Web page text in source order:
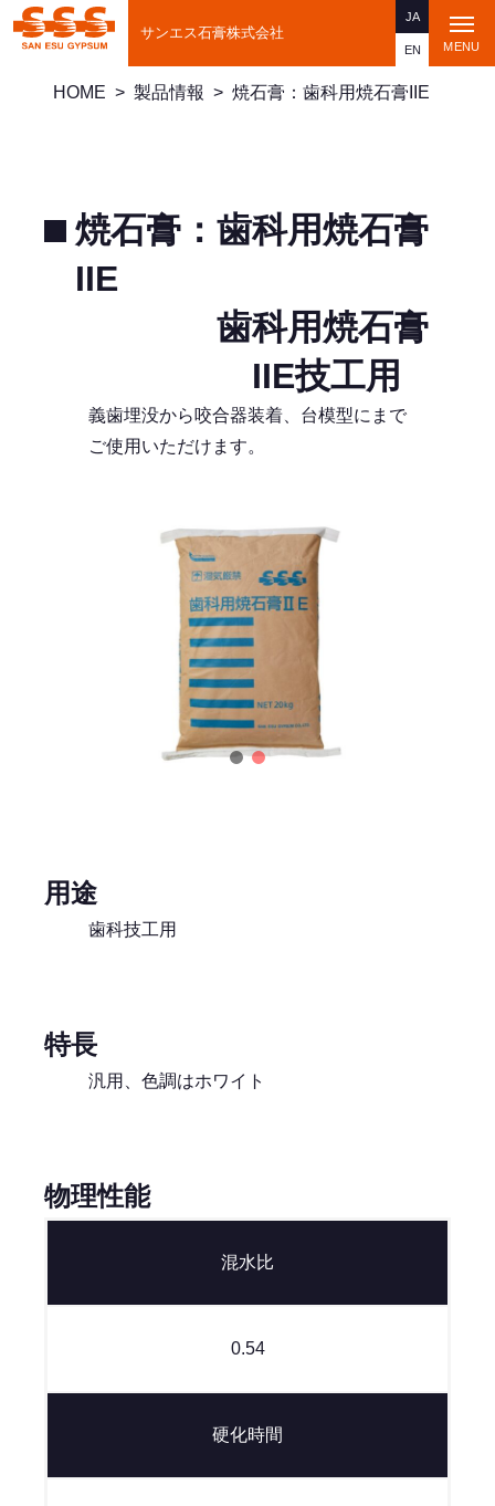
サンエス石膏株式会社
JA
EN
t
o
g
MENU
HOME > 製品情報 > 焼石膏：歯科用焼石膏IIE
焼石膏：歯科用焼石膏
IIE
歯科用焼石膏
IIE技工用
義歯埋没から咬合器装着、台模型にまで
ご使用いただけます。
用途
歯科技工用
特長
汎用、色調はホワイト
物理性能
混水比
0.54
硬化時間